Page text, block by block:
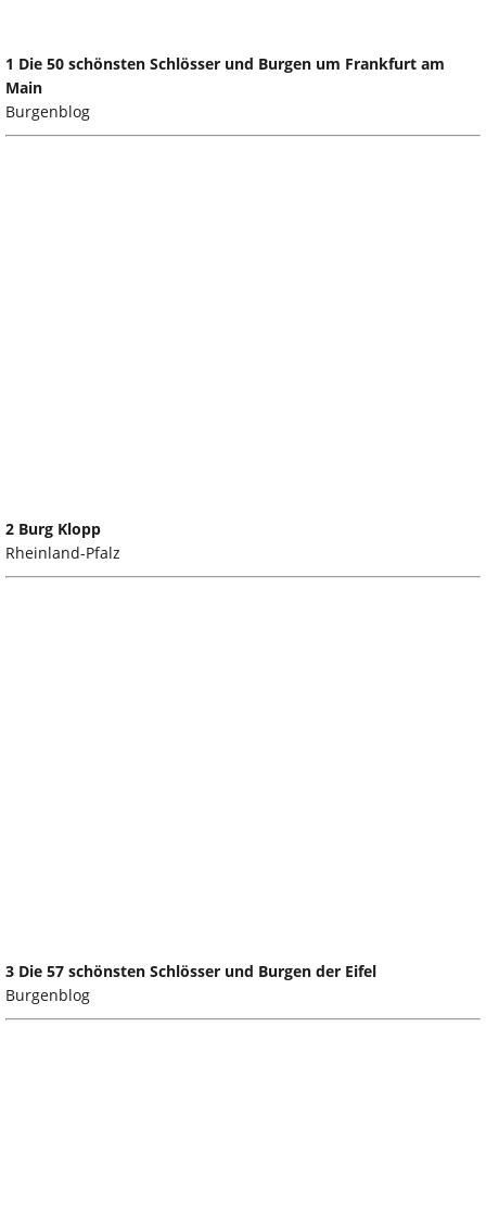
1 Die 50 schönsten Schlösser und Burgen um Frankfurt am
Main
Burgenblog
2 Burg Klopp
Rheinland-Pfalz
3 Die 57 schönsten Schlösser und Burgen der Eifel
Burgenblog